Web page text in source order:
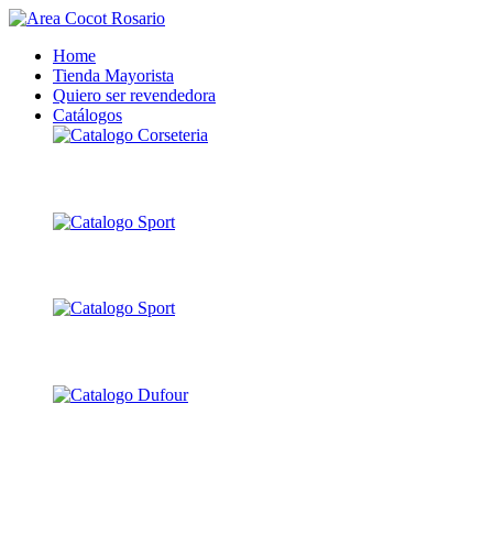
Home
Tienda Mayorista
Quiero ser revendedora
Catálogos